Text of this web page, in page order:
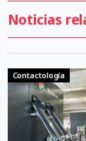
Noticias
Contactología